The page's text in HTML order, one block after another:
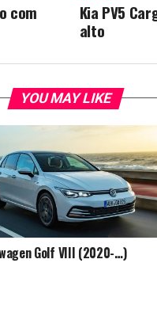
Kia PV5
alto
com
YOU MAY LIKE
Golf VIII (2020-…)